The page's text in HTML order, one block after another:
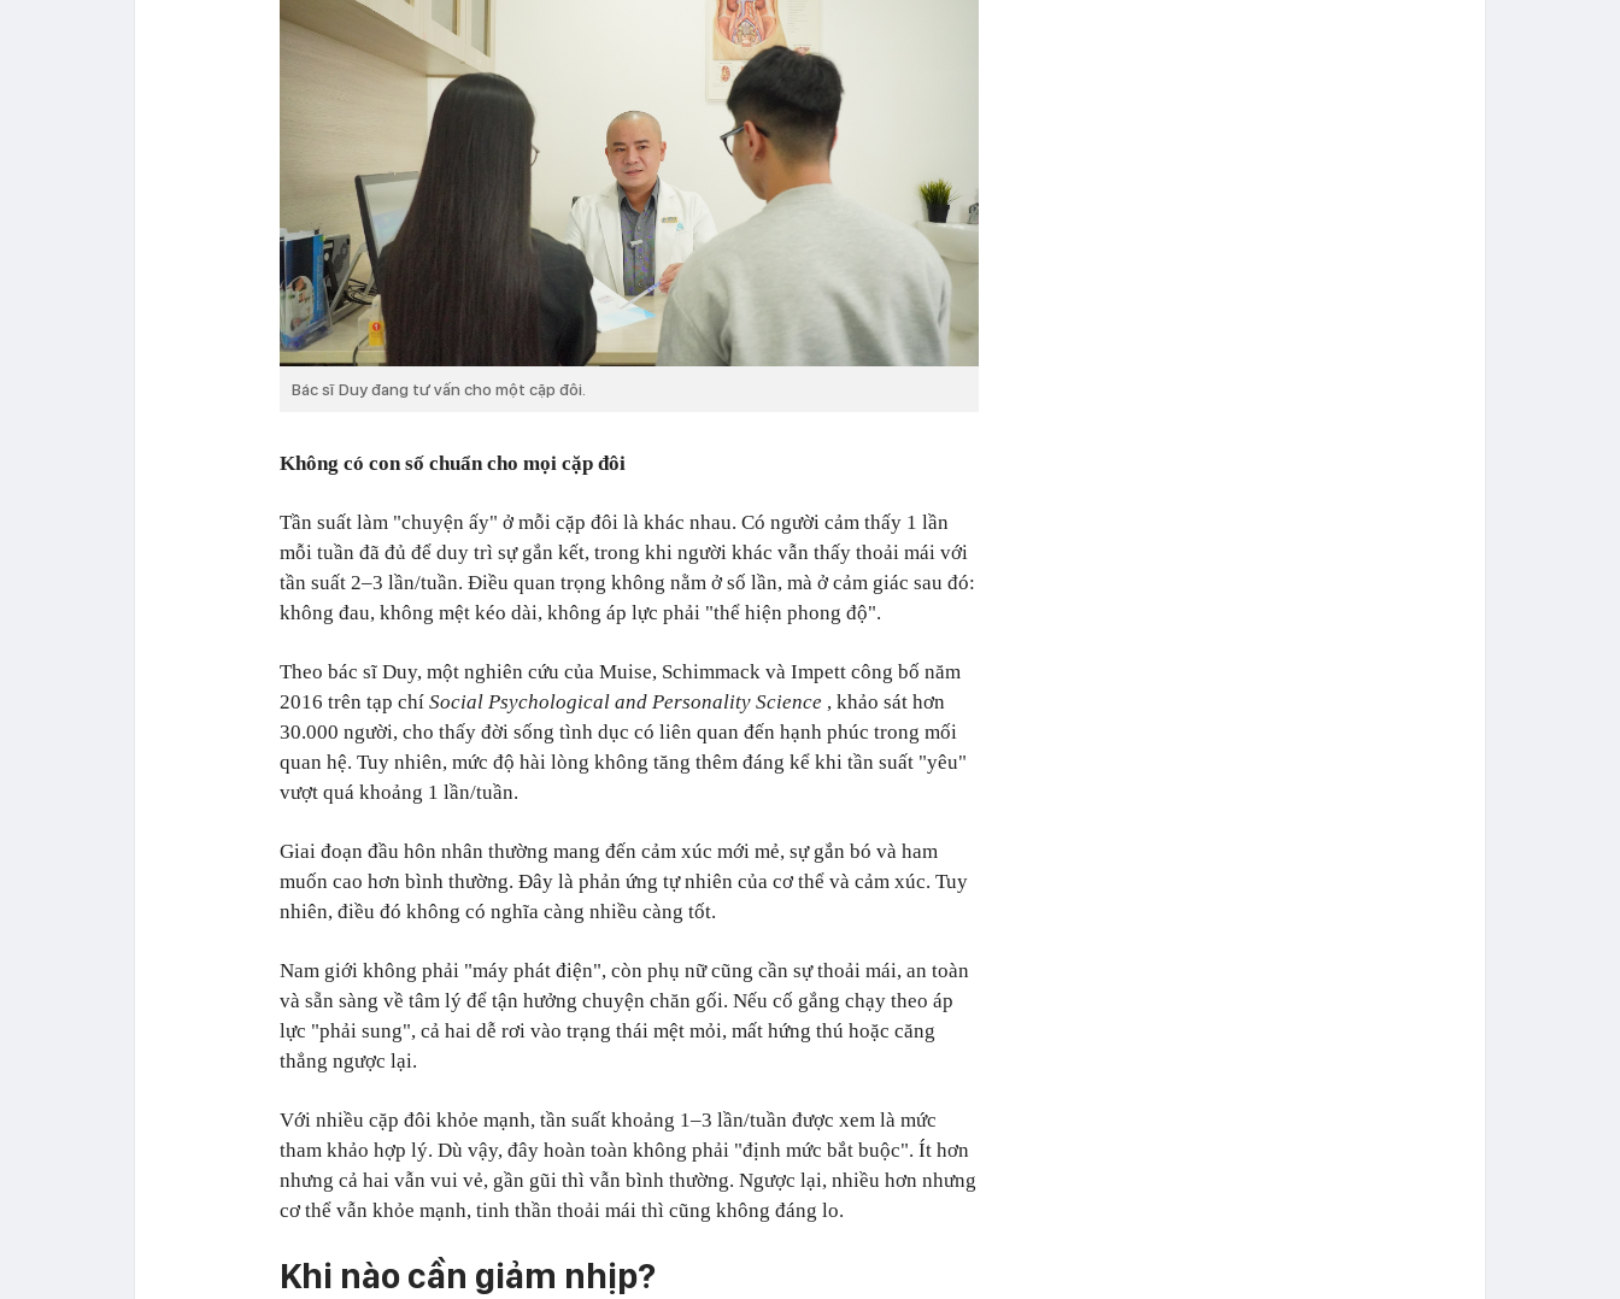
Bác sĩ Duy đang tư vấn cho một cặp đôi.
Không có con số chuẩn cho mọi cặp đôi
Tần suất làm "chuyện ấy" ở mỗi cặp đôi là khác nhau. Có người cảm thấy 1 lần
mỗi tuần đã đủ để duy trì sự gắn kết, trong khi người khác vẫn thấy thoải mái với
tần suất 2–3 lần/tuần. Điều quan trọng không nằm ở số lần, mà ở cảm giác sau đó:
không đau, không mệt kéo dài, không áp lực phải "thể hiện phong độ".
Theo bác sĩ Duy, một nghiên cứu của Muise, Schimmack và Impett công bố năm
2016 trên tạp chí Social Psychological and Personality Science , khảo sát hơn
30.000 người, cho thấy đời sống tình dục có liên quan đến hạnh phúc trong mối
quan hệ. Tuy nhiên, mức độ hài lòng không tăng thêm đáng kể khi tần suất "yêu"
vượt quá khoảng 1 lần/tuần.
Giai đoạn đầu hôn nhân thường mang đến cảm xúc mới mẻ, sự gắn bó và ham
muốn cao hơn bình thường. Đây là phản ứng tự nhiên của cơ thể và cảm xúc. Tuy
nhiên, điều đó không có nghĩa càng nhiều càng tốt.
Nam giới không phải "máy phát điện", còn phụ nữ cũng cần sự thoải mái, an toàn
và sẵn sàng về tâm lý để tận hưởng chuyện chăn gối. Nếu cố gắng chạy theo áp
lực "phải sung", cả hai dễ rơi vào trạng thái mệt mỏi, mất hứng thú hoặc căng
thẳng ngược lại.
Với nhiều cặp đôi khỏe mạnh, tần suất khoảng 1–3 lần/tuần được xem là mức
tham khảo hợp lý. Dù vậy, đây hoàn toàn không phải "định mức bắt buộc". Ít hơn
nhưng cả hai vẫn vui vẻ, gần gũi thì vẫn bình thường. Ngược lại, nhiều hơn nhưng
cơ thể vẫn khỏe mạnh, tinh thần thoải mái thì cũng không đáng lo.
Khi nào cần giảm nhịp?